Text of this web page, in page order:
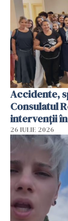
Accidente,
Consulatul
intervenții
26 IULIE 2026